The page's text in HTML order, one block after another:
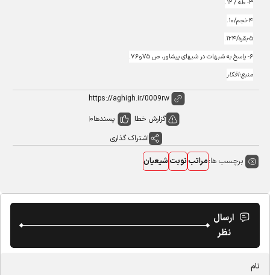
منبع:افکار
گزارش خطا پسندها0
اشتراک گذاری
برچسب ها:مراتبنوبتشیعیان
ارسال
نظر